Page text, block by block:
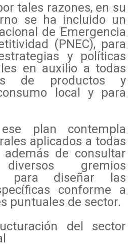
tales razones, en su
se ha incluido un
de Emergencia
(PNEC), para
y políticas
en auxilio a todas
de productos y
local y para
plan contempla
aplicados a todas
además de consultar
gremios
para diseñar las
conforme a
puntuales de sector.
del sector